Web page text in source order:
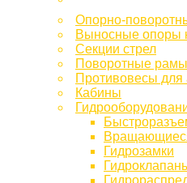
Опорно-
Выносные опоры
Секции стрел
Поворотные рамы
Противовесы для
Кабины
Гидрозамки